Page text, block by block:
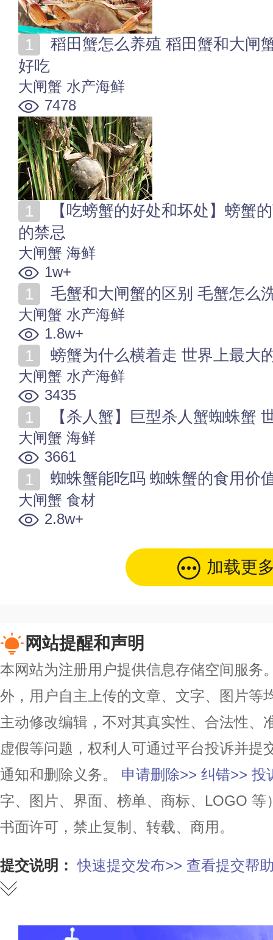
好吃
大闸蟹 水产海鲜
7478
的禁忌
大闸蟹 海鲜
1w+
毛蟹和大闸蟹的区别 毛蟹怎么
大闸蟹 水产海鲜
1.8w+
螃蟹为什么横着走 世界上最大
大闸蟹 水产海鲜
3435
【杀人蟹】巨型杀人蟹蜘蛛蟹
大闸蟹 海鲜
3661
蜘蛛蟹能吃吗 蜘蛛蟹的食用价
大闸蟹 食材
2.8w+
加载更
网站提醒和声明
本网站为注册用户提供信息存储空间服务
外，用户自主上传的文章、文字、图片等
主动修改编辑，不对其真实性、合法性、
虚假等问题，权利人可通过平台投诉并提
通知和删除义务。
申请删除>> 纠错>> 投
字、图片、界面、榜单、商标、LOGO
书面许可，禁止复制、转载、商用。
提交说明： 快速提交发布>> 查看提交帮